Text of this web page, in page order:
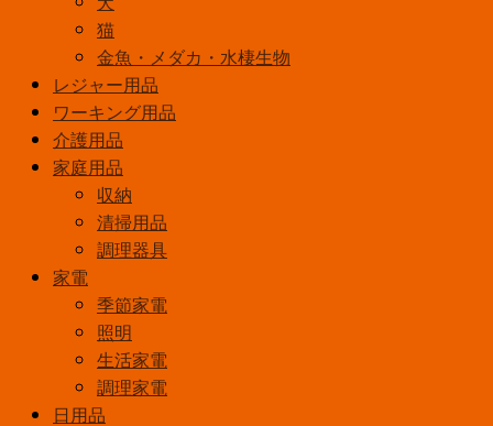
猫
金魚・メダカ・水棲生物
レジャー用品
ワーキング用品
介護用品
家庭用品
収納
清掃用品
調理器具
家電
季節家電
照明
生活家電
調理家電
日用品